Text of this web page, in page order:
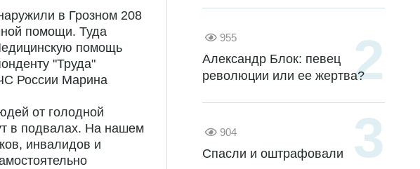
в Грозном 208
помощи. Туда
помощь
"Труда"
России Марина
от голодной
в подвалах. На нашем
инвалидов и
955
Александр Блок: певец
революции или ее жертва?
904
Спасли и оштрафовали